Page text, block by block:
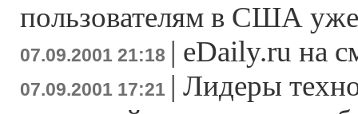
пользователям в США
07.09.2001 21:18 | eDaily.ru на
07.09.2001 17:21 | Лидеры